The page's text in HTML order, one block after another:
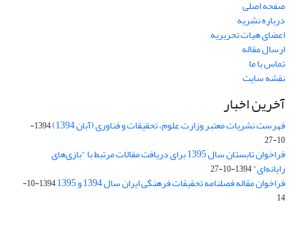
صفحه اصلی
درباره نشریه
اعضای هیات تحریریه
ارسال مقاله
تماس با ما
نقشه سایت
آخرین اخبار
فهرست نشریات معتبر وزارت علوم، تحقیقات و فناوری (آبان 1394)
1394-
10-27
فراخوان تابستان سال 1395 برای دریافت مقالات مرتبط با "بازی‌های
رایانه‌ای"1394-10-27
فراخوان مقاله فصلنامه تحقیقات فرهنگی ایران سال 1394 و 1395
1394-10-
14